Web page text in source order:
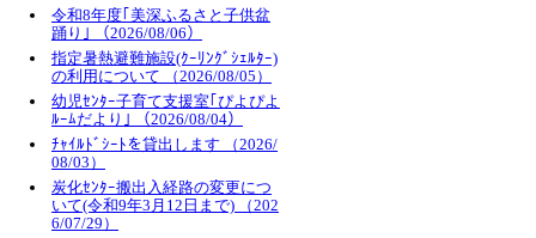
令和8年度｢美深ふるさと子供盆
踊り｣ （2026/08/06）
指定暑熱避難施設(ｸｰﾘﾝｸﾞｼｪﾙﾀｰ)
の利用について （2026/08/05）
幼児ｾﾝﾀｰ子育て支援室｢ぴよぴよ
ﾙｰﾑだより｣ （2026/08/04）
ﾁｬｲﾙﾄﾞｼｰﾄを貸出します （2026/
08/03）
炭化ｾﾝﾀｰ搬出入経路の変更につ
いて(令和9年3月12日まで) （202
6/07/29）